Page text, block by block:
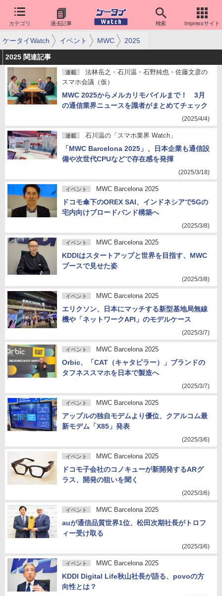
カテゴリ 過去記事 検索 Impressサイト
ケータイWatch イベント MWC 2025
2025 関連記事
連載
法林岳之・石川温・石野純也・佐藤文彦の
スマホ会議（仮）
MWC 2025からメルカリモバイルまで！ 3月
の通信業界ニュースを識者がまとめてチェック
(2025/4/4)
連載 石川温の「スマホ業界 Watch」
「MWC Barcelona 2025」、日本企業も通信設
備や次世代CPUなどで存在感を発揮
(2025/3/18)
イベント MWC Barcelona 2025
ドコモ傘下のOREX SAI、インドネシアで5Gの
宅内向けブロードバンド構築へ
(2025/3/8)
イベント MWC Barcelona 2025
KDDIはスタートアップと世界を目指す、MWC
ブースで見せた姿
(2025/3/8)
イベント MWC Barcelona 2025
エリクソン、日本にマッチする新型基地局無線
機や「ネットワークAPI」のモデルケース
(2025/3/7)
イベント MWC Barcelona 2025
Orbic、「CAT（キャタピラー）」ブランドの
タフネススマホを日本で製造へ
(2025/3/7)
イベント MWC Barcelona 2025
アップルの独自モデムより優位、クアルコム最
新モデム「X85」発表
(2025/3/6)
イベント MWC Barcelona 2025
ドコモ子会社のコノキューが新開発するARグ
ラス、開発の狙いを聞く
(2025/3/6)
イベント MWC Barcelona 2025
auが通信品質世界1位、松田次期社長がトロフ
ィー受け取る
(2025/3/6)
イベント MWC Barcelona 2025
KDDI Digital Life秋山社長が語る、povoの方
向性とは？